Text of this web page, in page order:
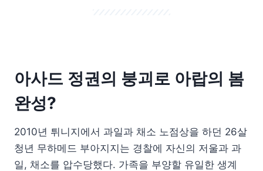
아사드 정권의 붕괴로 아랍의 봄
완성?
2010년 튀니지에서 과일과 채소 노점상을 하던 26살
청년 무하메드 부아지지는 경찰에 자신의 저울과 과
일, 채소를 압수당했다. 가족을 부양할 유일한 생계